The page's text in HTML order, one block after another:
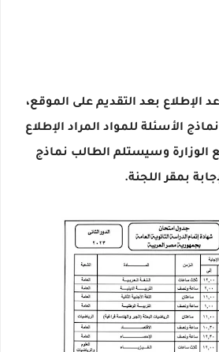
الإطلاع بعد التقديم على الموقع،
الأسئلة للمواد المراد الإطلاع
الوزارة وسيستلم الطالب نماذج
بمقر اللجنة.